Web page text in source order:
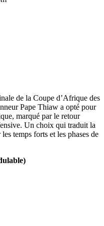
de la Coupe d’Afrique des
Pape Thiaw a opté pour
marqué par le retour
Un choix qui traduit la
temps forts et les phases de